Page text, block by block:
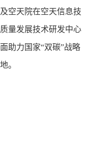
空天院在空天信息技
量发展技术研发中心
助力国家“双碳”战略
。